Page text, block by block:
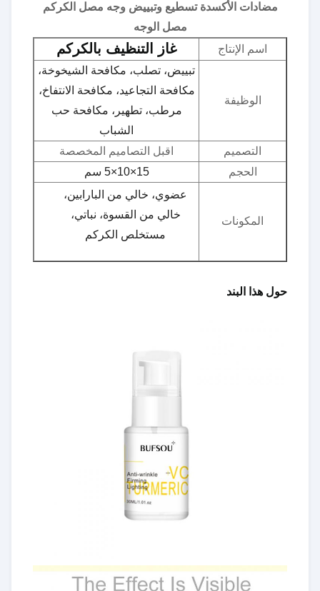
مضادات الأكسدة تسطيع وتبييض وجه مصل الكركم
مصل الوجه
اسم الإنتاج
غاز التنظيف بالكركم
الوظيفة
تبييض، تصلب، مكافحة الشيخوخة،
مكافحة التجاعيد، مكافحة الانتفاخ،
مرطب، تطهير، مكافحة حب
الشباب
التصميم
اقبل التصاميم المخصصة
الحجم
15×10×5 سم
المكونات
عضوي، خالي من البارابين،
خالي من القسوة، نباتي،
مستخلص الكركم
حول هذا البند